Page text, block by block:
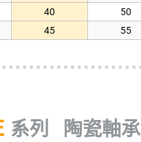
40 50
45 55
系列 陶瓷軸承